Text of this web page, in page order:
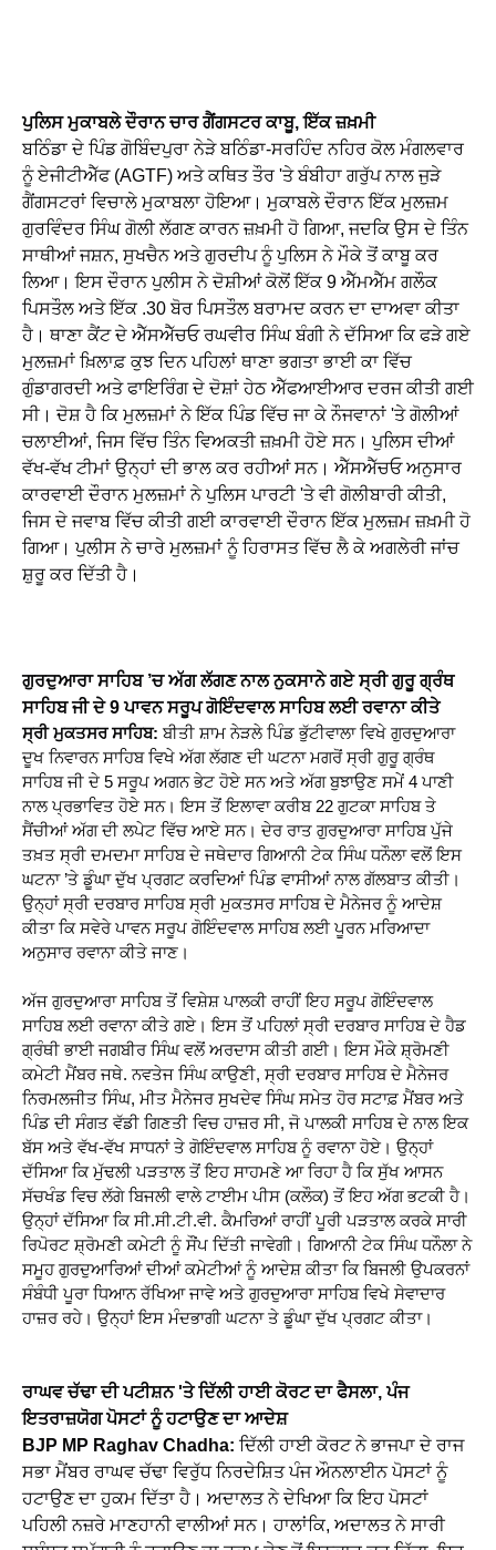
ਪੁਲਿਸ ਮੁਕਾਬਲੇ ਦੌਰਾਨ ਚਾਰ ਗੈਂਗਸਟਰ ਕਾਬੂ, ਇੱਕ ਜ਼ਖ਼ਮੀ
ਬਠਿੰਡਾ ਦੇ ਪਿੰਡ ਗੋਬਿੰਦਪੁਰਾ ਨੇੜੇ ਬਠਿੰਡਾ-ਸਰਹਿੰਦ ਨਹਿਰ ਕੋਲ ਮੰਗਲਵਾਰ
ਨੂੰ ਏਜੀਟੀਐੱਫ (AGTF) ਅਤੇ ਕਥਿਤ ਤੌਰ 'ਤੇ ਬੰਬੀਹਾ ਗਰੁੱਪ ਨਾਲ ਜੁੜੇ
ਗੈਂਗਸਟਰਾਂ ਵਿਚਾਲੇ ਮੁਕਾਬਲਾ ਹੋਇਆ। ਮੁਕਾਬਲੇ ਦੌਰਾਨ ਇੱਕ ਮੁਲਜ਼ਮ
ਗੁਰਵਿੰਦਰ ਸਿੰਘ ਗੋਲੀ ਲੱਗਣ ਕਾਰਨ ਜ਼ਖ਼ਮੀ ਹੋ ਗਿਆ, ਜਦਕਿ ਉਸ ਦੇ ਤਿੰਨ
ਸਾਥੀਆਂ ਜਸ਼ਨ, ਸੁਖਚੈਨ ਅਤੇ ਗੁਰਦੀਪ ਨੂੰ ਪੁਲਿਸ ਨੇ ਮੌਕੇ ਤੋਂ ਕਾਬੂ ਕਰ
ਲਿਆ। ਇਸ ਦੌਰਾਨ ਪੁਲੀਸ ਨੇ ਦੋਸ਼ੀਆਂ ਕੋਲੋਂ ਇੱਕ 9 ਐੱਮਐੱਮ ਗਲੌਕ
ਪਿਸਤੌਲ ਅਤੇ ਇੱਕ .30 ਬੋਰ ਪਿਸਤੌਲ ਬਰਾਮਦ ਕਰਨ ਦਾ ਦਾਅਵਾ ਕੀਤਾ
ਹੈ। ਥਾਣਾ ਕੈਂਟ ਦੇ ਐੱਸਐੱਚਓ ਰਘਵੀਰ ਸਿੰਘ ਬੰਗੀ ਨੇ ਦੱਸਿਆ ਕਿ ਫੜੇ ਗਏ
ਮੁਲਜ਼ਮਾਂ ਖ਼ਿਲਾਫ਼ ਕੁਝ ਦਿਨ ਪਹਿਲਾਂ ਥਾਣਾ ਭਗਤਾ ਭਾਈ ਕਾ ਵਿੱਚ
ਗੁੰਡਾਗਰਦੀ ਅਤੇ ਫਾਇਰਿੰਗ ਦੇ ਦੋਸ਼ਾਂ ਹੇਠ ਐੱਫਆਈਆਰ ਦਰਜ ਕੀਤੀ ਗਈ
ਸੀ। ਦੋਸ਼ ਹੈ ਕਿ ਮੁਲਜ਼ਮਾਂ ਨੇ ਇੱਕ ਪਿੰਡ ਵਿੱਚ ਜਾ ਕੇ ਨੌਜਵਾਨਾਂ 'ਤੇ ਗੋਲੀਆਂ
ਚਲਾਈਆਂ, ਜਿਸ ਵਿੱਚ ਤਿੰਨ ਵਿਅਕਤੀ ਜ਼ਖ਼ਮੀ ਹੋਏ ਸਨ। ਪੁਲਿਸ ਦੀਆਂ
ਵੱਖ-ਵੱਖ ਟੀਮਾਂ ਉਨ੍ਹਾਂ ਦੀ ਭਾਲ ਕਰ ਰਹੀਆਂ ਸਨ। ਐੱਸਐੱਚਓ ਅਨੁਸਾਰ
ਕਾਰਵਾਈ ਦੌਰਾਨ ਮੁਲਜ਼ਮਾਂ ਨੇ ਪੁਲਿਸ ਪਾਰਟੀ 'ਤੇ ਵੀ ਗੋਲੀਬਾਰੀ ਕੀਤੀ,
ਜਿਸ ਦੇ ਜਵਾਬ ਵਿੱਚ ਕੀਤੀ ਗਈ ਕਾਰਵਾਈ ਦੌਰਾਨ ਇੱਕ ਮੁਲਜ਼ਮ ਜ਼ਖ਼ਮੀ ਹੋ
ਗਿਆ। ਪੁਲੀਸ ਨੇ ਚਾਰੇ ਮੁਲਜ਼ਮਾਂ ਨੂੰ ਹਿਰਾਸਤ ਵਿੱਚ ਲੈ ਕੇ ਅਗਲੇਰੀ ਜਾਂਚ
ਸ਼ੁਰੂ ਕਰ ਦਿੱਤੀ ਹੈ।
ਗੁਰਦੁਆਰਾ ਸਾਹਿਬ ’ਚ ਅੱਗ ਲੱਗਣ ਨਾਲ ਨੁਕਸਾਨੇ ਗਏ ਸ੍ਰੀ ਗੁਰੂ ਗ੍ਰੰਥ
ਸਾਹਿਬ ਜੀ ਦੇ 9 ਪਾਵਨ ਸਰੂਪ ਗੋਇੰਦਵਾਲ ਸਾਹਿਬ ਲਈ ਰਵਾਨਾ ਕੀਤੇ
ਸ੍ਰੀ ਮੁਕਤਸਰ ਸਾਹਿਬ: ਬੀਤੀ ਸ਼ਾਮ ਨੇੜਲੇ ਪਿੰਡ ਭੁੱਟੀਵਾਲਾ ਵਿਖੇ ਗੁਰਦੁਆਰਾ
ਦੂਖ ਨਿਵਾਰਨ ਸਾਹਿਬ ਵਿਖੇ ਅੱਗ ਲੱਗਣ ਦੀ ਘਟਨਾ ਮਗਰੋਂ ਸ੍ਰੀ ਗੁਰੂ ਗ੍ਰੰਥ
ਸਾਹਿਬ ਜੀ ਦੇ 5 ਸਰੂਪ ਅਗਨ ਭੇਟ ਹੋਏ ਸਨ ਅਤੇ ਅੱਗ ਬੁਝਾਉਣ ਸਮੇਂ 4 ਪਾਣੀ
ਨਾਲ ਪ੍ਰਭਾਵਿਤ ਹੋਏ ਸਨ। ਇਸ ਤੋਂ ਇਲਾਵਾ ਕਰੀਬ 22 ਗੁਟਕਾ ਸਾਹਿਬ ਤੇ
ਸੈਂਚੀਆਂ ਅੱਗ ਦੀ ਲਪੇਟ ਵਿੱਚ ਆਏ ਸਨ। ਦੇਰ ਰਾਤ ਗੁਰਦੁਆਰਾ ਸਾਹਿਬ ਪੁੱਜੇ
ਤਖ਼ਤ ਸ੍ਰੀ ਦਮਦਮਾ ਸਾਹਿਬ ਦੇ ਜਥੇਦਾਰ ਗਿਆਨੀ ਟੇਕ ਸਿੰਘ ਧਨੌਲਾ ਵਲੋਂ ਇਸ
ਘਟਨਾ ’ਤੇ ਡੂੰਘਾ ਦੁੱਖ ਪ੍ਰਗਟ ਕਰਦਿਆਂ ਪਿੰਡ ਵਾਸੀਆਂ ਨਾਲ ਗੱਲਬਾਤ ਕੀਤੀ।
ਉਨ੍ਹਾਂ ਸ੍ਰੀ ਦਰਬਾਰ ਸਾਹਿਬ ਸ੍ਰੀ ਮੁਕਤਸਰ ਸਾਹਿਬ ਦੇ ਮੈਨੇਜਰ ਨੂੰ ਆਦੇਸ਼
ਕੀਤਾ ਕਿ ਸਵੇਰੇ ਪਾਵਨ ਸਰੂਪ ਗੋਇੰਦਵਾਲ ਸਾਹਿਬ ਲਈ ਪੂਰਨ ਮਰਿਆਦਾ
ਅਨੁਸਾਰ ਰਵਾਨਾ ਕੀਤੇ ਜਾਣ।
ਅੱਜ ਗੁਰਦੁਆਰਾ ਸਾਹਿਬ ਤੋਂ ਵਿਸ਼ੇਸ਼ ਪਾਲਕੀ ਰਾਹੀਂ ਇਹ ਸਰੂਪ ਗੋਇੰਦਵਾਲ
ਸਾਹਿਬ ਲਈ ਰਵਾਨਾ ਕੀਤੇ ਗਏ। ਇਸ ਤੋਂ ਪਹਿਲਾਂ ਸ੍ਰੀ ਦਰਬਾਰ ਸਾਹਿਬ ਦੇ ਹੈਡ
ਗ੍ਰੰਥੀ ਭਾਈ ਜਗਬੀਰ ਸਿੰਘ ਵਲੋਂ ਅਰਦਾਸ ਕੀਤੀ ਗਈ। ਇਸ ਮੌਕੇ ਸ਼੍ਰੋਮਣੀ
ਕਮੇਟੀ ਮੈਂਬਰ ਜਥੇ. ਨਵਤੇਜ ਸਿੰਘ ਕਾਉਣੀ, ਸ੍ਰੀ ਦਰਬਾਰ ਸਾਹਿਬ ਦੇ ਮੈਨੇਜਰ
ਨਿਰਮਲਜੀਤ ਸਿੰਘ, ਮੀਤ ਮੈਨੇਜਰ ਸੁਖਦੇਵ ਸਿੰਘ ਸਮੇਤ ਹੋਰ ਸਟਾਫ਼ ਮੈਂਬਰ ਅਤੇ
ਪਿੰਡ ਦੀ ਸੰਗਤ ਵੱਡੀ ਗਿਣਤੀ ਵਿਚ ਹਾਜ਼ਰ ਸੀ, ਜੋ ਪਾਲਕੀ ਸਾਹਿਬ ਦੇ ਨਾਲ ਇਕ
ਬੱਸ ਅਤੇ ਵੱਖ-ਵੱਖ ਸਾਧਨਾਂ ਤੇ ਗੋਇੰਦਵਾਲ ਸਾਹਿਬ ਨੂੰ ਰਵਾਨਾ ਹੋਏ। ਉਨ੍ਹਾਂ
ਦੱਸਿਆ ਕਿ ਮੁੱਢਲੀ ਪੜਤਾਲ ਤੋਂ ਇਹ ਸਾਹਮਣੇ ਆ ਰਿਹਾ ਹੈ ਕਿ ਸੁੱਖ ਆਸਨ
ਸੱਚਖੰਡ ਵਿਚ ਲੱਗੇ ਬਿਜਲੀ ਵਾਲੇ ਟਾਈਮ ਪੀਸ (ਕਲੌਕ) ਤੋਂ ਇਹ ਅੱਗ ਭਟਕੀ ਹੈ।
ਉਨ੍ਹਾਂ ਦੱਸਿਆ ਕਿ ਸੀ.ਸੀ.ਟੀ.ਵੀ. ਕੈਮਰਿਆਂ ਰਾਹੀਂ ਪੂਰੀ ਪੜਤਾਲ ਕਰਕੇ ਸਾਰੀ
ਰਿਪੋਰਟ ਸ਼੍ਰੋਮਣੀ ਕਮੇਟੀ ਨੂੰ ਸੌਂਪ ਦਿੱਤੀ ਜਾਵੇਗੀ। ਗਿਆਨੀ ਟੇਕ ਸਿੰਘ ਧਨੌਲਾ ਨੇ
ਸਮੂਹ ਗੁਰਦੁਆਰਿਆਂ ਦੀਆਂ ਕਮੇਟੀਆਂ ਨੂੰ ਆਦੇਸ਼ ਕੀਤਾ ਕਿ ਬਿਜਲੀ ਉਪਕਰਨਾਂ
ਸੰਬੰਧੀ ਪੂਰਾ ਧਿਆਨ ਰੱਖਿਆ ਜਾਵੇ ਅਤੇ ਗੁਰਦੁਆਰਾ ਸਾਹਿਬ ਵਿਖੇ ਸੇਵਾਦਾਰ
ਹਾਜ਼ਰ ਰਹੇ। ਉਨ੍ਹਾਂ ਇਸ ਮੰਦਭਾਗੀ ਘਟਨਾ ਤੇ ਡੂੰਘਾ ਦੁੱਖ ਪ੍ਰਗਟ ਕੀਤਾ।
ਰਾਘਵ ਚੱਢਾ ਦੀ ਪਟੀਸ਼ਨ 'ਤੇ ਦਿੱਲੀ ਹਾਈ ਕੋਰਟ ਦਾ ਫੈਸਲਾ, ਪੰਜ
ਇਤਰਾਜ਼ਯੋਗ ਪੋਸਟਾਂ ਨੂੰ ਹਟਾਉਣ ਦਾ ਆਦੇਸ਼
BJP MP Raghav Chadha: ਦਿੱਲੀ ਹਾਈ ਕੋਰਟ ਨੇ ਭਾਜਪਾ ਦੇ ਰਾਜ
ਸਭਾ ਮੈਂਬਰ ਰਾਘਵ ਚੱਢਾ ਵਿਰੁੱਧ ਨਿਰਦੇਸ਼ਿਤ ਪੰਜ ਔਨਲਾਈਨ ਪੋਸਟਾਂ ਨੂੰ
ਹਟਾਉਣ ਦਾ ਹੁਕਮ ਦਿੱਤਾ ਹੈ। ਅਦਾਲਤ ਨੇ ਦੇਖਿਆ ਕਿ ਇਹ ਪੋਸਟਾਂ
ਪਹਿਲੀ ਨਜ਼ਰੇ ਮਾਣਹਾਨੀ ਵਾਲੀਆਂ ਸਨ। ਹਾਲਾਂਕਿ, ਅਦਾਲਤ ਨੇ ਸਾਰੀ